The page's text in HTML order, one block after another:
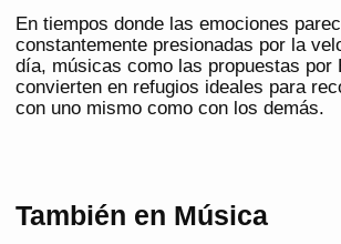
En tiempos donde las emociones
constantemente presionadas por la
día, músicas como las propuestas por
convierten en refugios ideales para
con uno mismo como con los demás.
También en Música